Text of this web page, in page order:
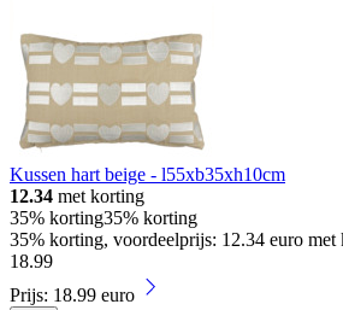
Kussen hart beige - l55xb35xh10cm
12.34 met korting
35% korting35% korting
35% korting, voordeelprijs: 12.34 euro met
18.99
Prijs: 18.99 euro